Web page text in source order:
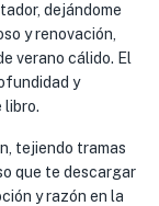
dejándome
y renovación,
verano cálido. El
y
libro.
tejiendo tramas
que te descargar
y razón en la